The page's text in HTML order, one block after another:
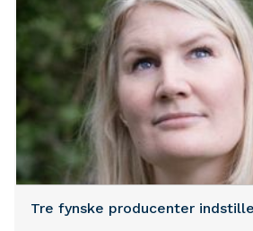
Tre fynske producenter